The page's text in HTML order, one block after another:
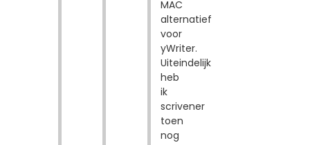
MAC
alternatief
voor
yWriter.
Uiteindelijk
heb
ik
scrivener
toen
nog